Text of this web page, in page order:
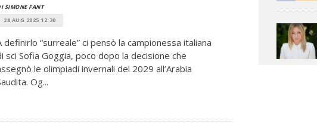
SIMONE FANT
28 AUG 2025 12:30
definirlo “surreale” ci pensò la campionessa italiana
sci Sofia Goggia, poco dopo la decisione che
le olimpiadi invernali del 2029 all’Arabia
Og...